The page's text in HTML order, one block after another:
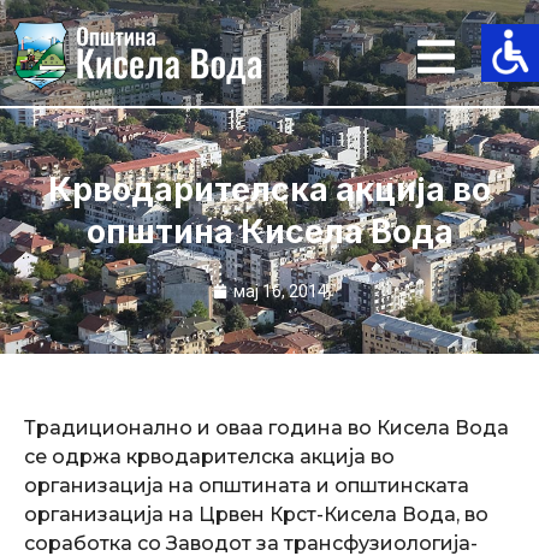
Skip
to
content
Крводарителска акција во
општина Кисела Вода
мај 16, 2014
Традиционално и оваа година во Кисела Вода
се одржа крводарителска акција во
организација на општината и општинската
организација на Црвен Крст-Кисела Вода, во
соработка со Заводот за трансфузиологија-